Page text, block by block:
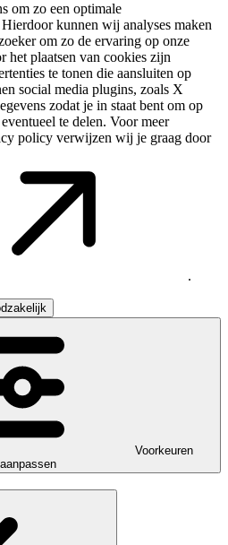
om zo een optimale
kunnen wij analyses maken
om zo de ervaring op onze
het plaatsen van cookies zijn
te tonen die aansluiten op
social media plugins, zoals X
zodat je in staat bent om op
te delen. Voor meer
policy verwijzen wij je graag door
.
Voorkeuren
aanpassen